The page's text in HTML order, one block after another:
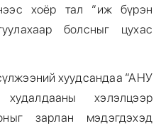
хоёр тал “иж бүрэн
болсныг цухас
хуудсандаа “АНУ
хэлэлцээр
зарлан мэдэгдэхэд